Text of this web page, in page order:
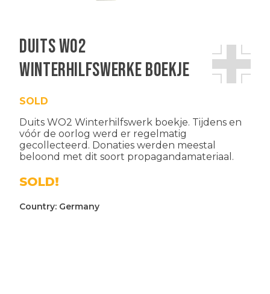
Duits WO2
Winterhilfswerke boekje
SOLD
Duits WO2 Winterhilfswerk boekje. Tijdens en
vóór de oorlog werd er regelmatig
gecollecteerd. Donaties werden meestal
beloond met dit soort propagandamateriaal.
SOLD!
Country: Germany